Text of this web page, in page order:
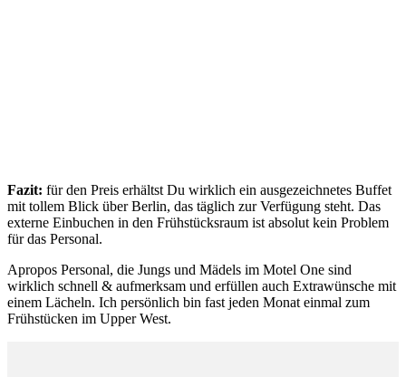
Fazit: für den Preis erhältst Du wirklich ein ausgezeichnetes Buffet
mit tollem Blick über Berlin, das täglich zur Verfügung steht. Das
externe Einbuchen in den Frühstücksraum ist absolut kein Problem
für das Personal.
Apropos Personal, die Jungs und Mädels im Motel One sind
wirklich schnell & aufmerksam und erfüllen auch Extrawünsche mit
einem Lächeln. Ich persönlich bin fast jeden Monat einmal zum
Frühstücken im Upper West.